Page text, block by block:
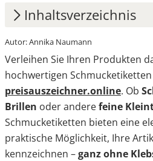
Inhaltsverzeichnis
1. Formschön, funktional
einsetzbar
2. Genug Platz für
Ideen
3. Jetzt
bestellen
Autor: Annika Naumann
Verleihen Sie Ihren Produkten
hochwertigen
preisauszeichner.online. Ob
Brillen oder anderefeine
Schmucketiketten bieten eine
praktische Möglichkeit, Ihre
kennzeichnen –ganz ohne